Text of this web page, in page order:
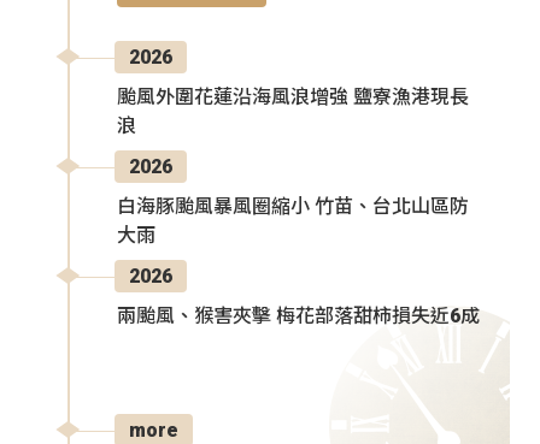
2026
颱風外圍花蓮沿海風浪增強 鹽寮漁港現長
浪
2026
白海豚颱風暴風圈縮小 竹苗、台北山區防
大雨
2026
兩颱風、猴害夾擊 梅花部落甜柿損失近6成
more